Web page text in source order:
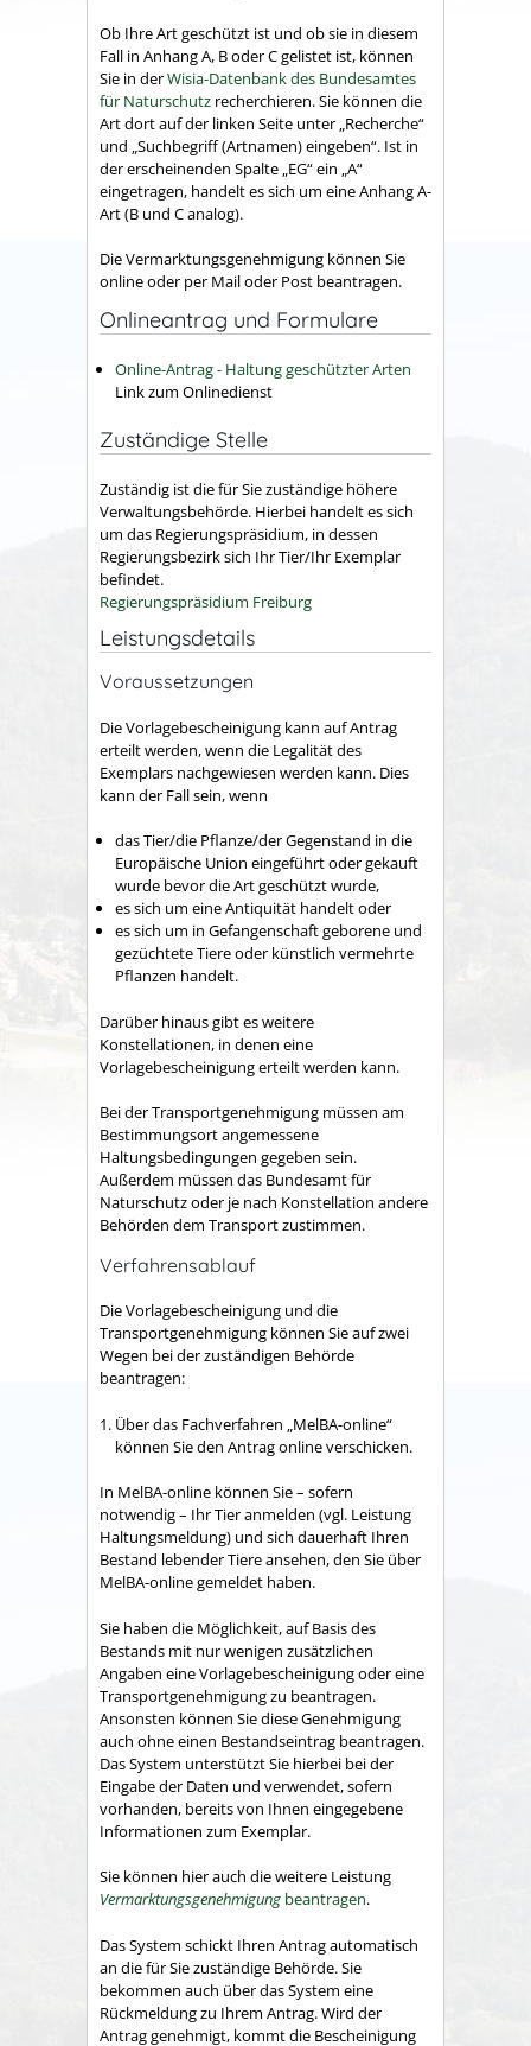
Ob Ihre Art geschützt ist und ob sie in diesem
Fall in Anhang A, B oder C gelistet ist, können
Sie in derWisia-Datenbank des Bundesamtes
für Naturschutz recherchieren. Sie können die
Art dort auf der linken Seite unter „Recherche“
und „Suchbegriff (Artnamen) eingeben“. Ist in
der erscheinenden Spalte „EG“ ein „A“
eingetragen, handelt es sich um eine Anhang A-
Art (B und C analog).
Die Vermarktungsgenehmigung können Sie
online oder per Mail oder Post beantragen.
Onlineantrag und Formulare
Online-Antrag - Haltung geschützter Arten
Link zum Onlinedienst
Zuständige Stelle
Zuständig ist die für Sie zuständige höhere
Verwaltungsbehörde. Hierbei handelt es sich
um das Regierungspräsidium, in dessen
Regierungsbezirk sich Ihr Tier/Ihr Exemplar
befindet.
Regierungspräsidium Freiburg
Leistungsdetails
Voraussetzungen
Die Vorlagebescheinigung kann auf Antrag
erteilt werden, wenn die Legalität des
Exemplars nachgewiesen werden kann. Dies
kann der Fall sein, wenn
das Tier/die Pflanze/der Gegenstand in die
Europäische Union eingeführt oder gekauft
wurde bevor die Art geschützt wurde,
es sich um eine Antiquität handelt oder
es sich um in Gefangenschaft geborene und
gezüchtete Tiere oder künstlich vermehrte
Pflanzen handelt.
Darüber hinaus gibt es weitere
Konstellationen, in denen eine
Vorlagebescheinigung erteilt werden kann.
Bei der Transportgenehmigung müssen am
Bestimmungsort angemessene
Haltungsbedingungen gegeben sein.
Außerdem müssen das Bundesamt für
Naturschutz oder je nach Konstellation andere
Behörden dem Transport zustimmen.
Verfahrensablauf
Die Vorlagebescheinigung und die
Transportgenehmigung können Sie auf zwei
Wegen bei der zuständigen Behörde
beantragen:
Über das Fachverfahren „MelBA-online“
können Sie den Antrag online verschicken.
In MelBA-online können Sie – sofern
notwendig – Ihr Tier anmelden (vgl. Leistung
Haltungsmeldung) und sich dauerhaft Ihren
Bestand lebender Tiere ansehen, den Sie über
MelBA-online gemeldet haben.
Sie haben die Möglichkeit, auf Basis des
Bestands mit nur wenigen zusätzlichen
Angaben eine Vorlagebescheinigung oder eine
Transportgenehmigung zu beantragen.
Ansonsten können Sie diese Genehmigung
auch ohne einen Bestandseintrag beantragen.
Das System unterstützt Sie hierbei bei der
Eingabe der Daten und verwendet, sofern
vorhanden, bereits von Ihnen eingegebene
Informationen zum Exemplar.
Sie können hier auch die weitere Leistung
Vermarktungsgenehmigung beantragen.
Das System schickt Ihren Antrag automatisch
an die für Sie zuständige Behörde. Sie
bekommen auch über das System eine
Rückmeldung zu Ihrem Antrag. Wird der
Antrag genehmigt, kommt die Bescheinigung